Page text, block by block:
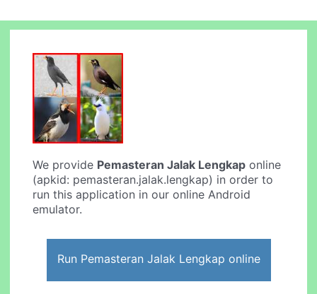
We provide Pemasteran Jalak Lengkap online
(apkid: pemasteran.jalak.lengkap) in order to
run this application in our online Android
emulator.
Run Pemasteran Jalak Lengkap online